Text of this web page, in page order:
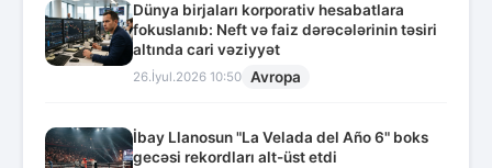
Dünya birjaları korporativ hesabatlara
fokuslanıb: Neft və faiz dərəcələrinin təsiri
altında cari vəziyyət
26.İyul.2026 10:50 Avropa
İbay Llanosun "La Velada del Año 6" boks
gecəsi rekordları alt-üst etdi